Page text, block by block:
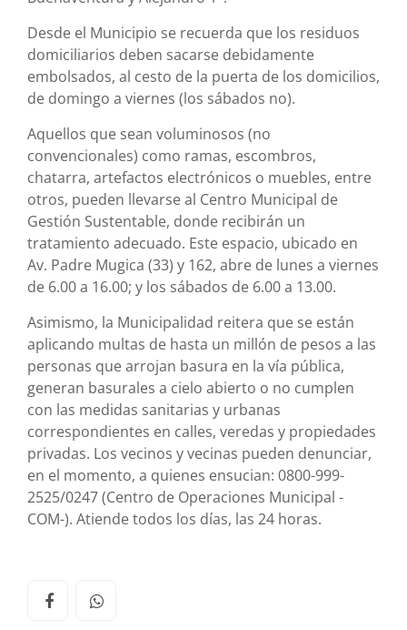
Desde el Municipio se recuerda que los residuos
domiciliarios deben sacarse debidamente
embolsados, al cesto de la puerta de los domicilios,
de domingo a viernes (los sábados no).
Aquellos que sean voluminosos (no
convencionales) como ramas, escombros,
chatarra, artefactos electrónicos o muebles, entre
otros, pueden llevarse al Centro Municipal de
Gestión Sustentable, donde recibirán un
tratamiento adecuado. Este espacio, ubicado en
Av. Padre Mugica (33) y 162, abre de lunes a viernes
de 6.00 a 16.00; y los sábados de 6.00 a 13.00.
Asimismo, la Municipalidad reitera que se están
aplicando multas de hasta un millón de pesos a las
personas que arrojan basura en la vía pública,
generan basurales a cielo abierto o no cumplen
con las medidas sanitarias y urbanas
correspondientes en calles, veredas y propiedades
privadas. Los vecinos y vecinas pueden denunciar,
en el momento, a quienes ensucian: 0800-999-
2525/0247 (Centro de Operaciones Municipal -
COM-). Atiende todos los días, las 24 horas.